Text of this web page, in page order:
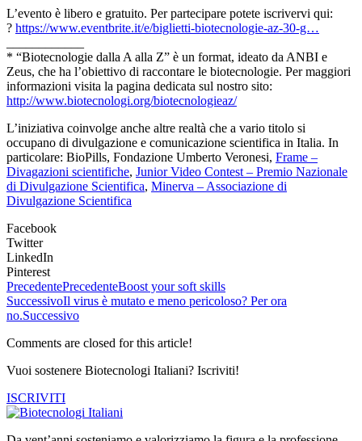
L’evento è libero e gratuito. Per partecipare potete iscrivervi qui:
? https://www.eventbrite.it/e/biglietti-biotecnologie-az-30-g…
* “Biotecnologie dalla A alla Z” è un format, ideato da ANBI e
Zeus, che ha l’obiettivo di raccontare le biotecnologie. Per maggiori
informazioni visita la pagina dedicata sul nostro sito:
http://www.biotecnologi.org/biotecnologieaz/
L’iniziativa coinvolge anche altre realtà che a vario titolo si
occupano di divulgazione e comunicazione scientifica in Italia. In
particolare: BioPills, Fondazione Umberto Veronesi, Frame –
Divagazioni scientifiche, Junior Video Contest – Premio Nazionale
di Divulgazione Scientifica, Minerva – Associazione di
Divulgazione Scientifica
Facebook
Twitter
LinkedIn
Pinterest
PrecedentePrecedenteBoost your soft skills
SuccessivoIl virus è mutato e meno pericoloso? Per ora
no.Successivo
Comments are closed for this article!
Vuoi sostenere Biotecnologi Italiani? Iscriviti!
ISCRIVITI